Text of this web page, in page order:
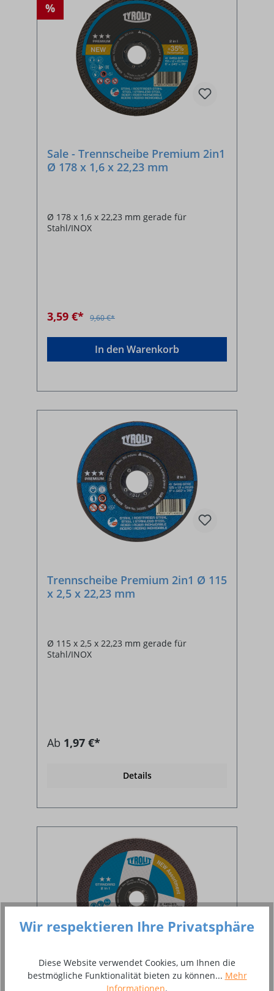
%
Sale - Trennscheibe Premium 2in1
Ø 178 x 1,6 x 22,23 mm
Ø 178 x 1,6 x 22,23 mm gerade für
Stahl/INOX
3,59 €* 9,60 €*
In den Warenkorb
Trennscheibe Premium 2in1 Ø 115
x 2,5 x 22,23 mm
Ø 115 x 2,5 x 22,23 mm gerade für
Stahl/INOX
Ab 1,97 €*
Details
Wir respektieren Ihre Privatsphäre
Diese Website verwendet Cookies, um Ihnen die
bestmögliche Funktionalität bieten zu können... Mehr
Informationen.